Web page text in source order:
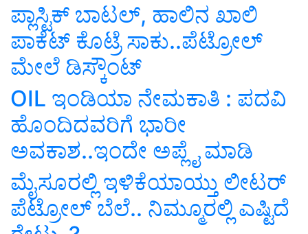
ಪ್ಲಾಸ್ಟಿಕ್‌ ಬಾಟಲ್‌, ಹಾಲಿನ ಖಾಲಿ
ಪಾಕೆಟ್‌ ಕೊಟ್ರೆ ಸಾಕು..ಪೆಟ್ರೋಲ್‌
ಮೇಲೆ ಡಿಸ್ಕೌಂಟ್‌
OIL ಇಂಡಿಯಾ ನೇಮಕಾತಿ : ಪದವಿ
ಹೊಂದಿದವರಿಗೆ ಭಾರೀ
ಅವಕಾಶ..ಇಂದೇ ಅಪ್ಲೈ ಮಾಡಿ
ಮೈಸೂರಲ್ಲಿ ಇಳಿಕೆಯಾಯ್ತು ಲೀಟರ್‌
ಪೆಟ್ರೋಲ್‌ ಬೆಲೆ.. ನಿಮ್ಮೂರಲ್ಲಿ ಎಷ್ಟಿದೆ